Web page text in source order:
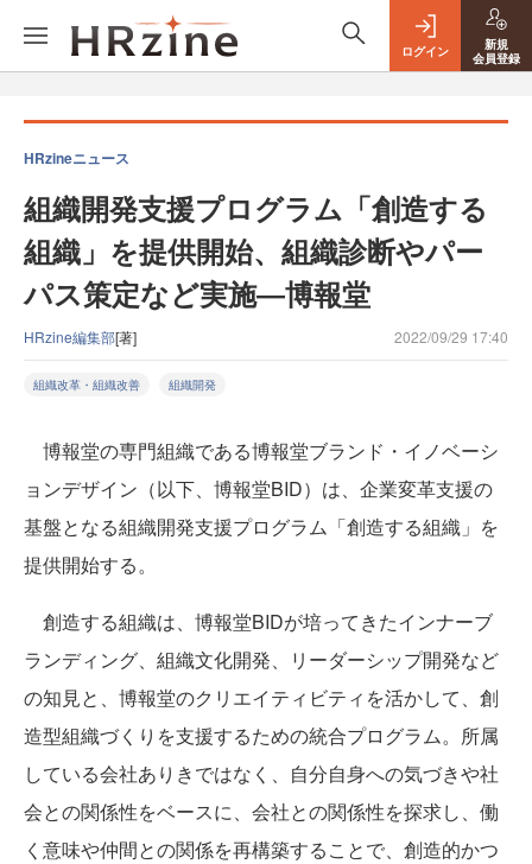
ログイン
新規
会員登録
HRzineニュース
組織開発支援プログラム「創造する
組織」を提供開始、組織診断やパー
パス策定など実施―博報堂
HRzine編集部[著] 2022/09/29 17:40
組織改革・組織改善 組織開発
博報堂の専門組織である博報堂ブランド・イノベーシ
ョンデザイン（以下、博報堂BID）は、企業変革支援の
基盤となる組織開発支援プログラム「創造する組織」を
提供開始する。
創造する組織は、博報堂BIDが培ってきたインナーブ
ランディング、組織文化開発、リーダーシップ開発など
の知見と、博報堂のクリエイティビティを活かして、創
造型組織づくりを支援するための統合プログラム。所属
している会社ありきではなく、自分自身への気づきや社
会との関係性をベースに、会社との関係性を探求し、働
く意味や仲間との関係を再構築することで、創造的かつ